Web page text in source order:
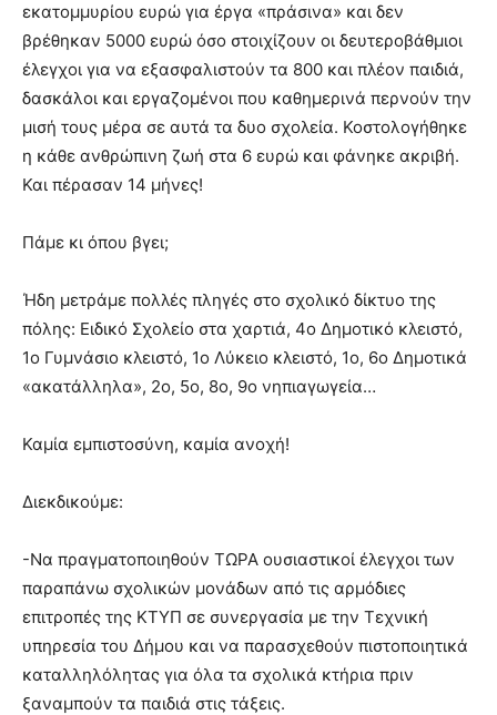
εκατομμυρίου ευρώ για έργα «πράσινα» και δεν
βρέθηκαν 5000 ευρώ όσο στοιχίζουν οι δευτεροβάθμιοι
έλεγχοι για να εξασφαλιστούν τα 800 και πλέον παιδιά,
δασκάλοι και εργαζομένοι που καθημερινά περνούν την
μισή τους μέρα σε αυτά τα δυο σχολεία. Κοστολογήθηκε
η κάθε ανθρώπινη ζωή στα 6 ευρώ και φάνηκε ακριβή.
Και πέρασαν 14 μήνες!
Πάμε κι όπου βγει;
Ήδη μετράμε πολλές πληγές στο σχολικό δίκτυο της
πόλης: Ειδικό Σχολείο στα χαρτιά, 4ο Δημοτικό κλειστό,
1ο Γυμνάσιο κλειστό, 1ο Λύκειο κλειστό, 1ο, 6ο Δημοτικά
«ακατάλληλα», 2ο, 5ο, 8ο, 9ο νηπιαγωγεία…
Καμία εμπιστοσύνη, καμία ανοχή!
Διεκδικούμε:
-Να πραγματοποιηθούν ΤΩΡΑ ουσιαστικοί έλεγχοι των
παραπάνω σχολικών μονάδων από τις αρμόδιες
επιτροπές της ΚΤΥΠ σε συνεργασία με την Τεχνική
υπηρεσία του Δήμου και να παρασχεθούν πιστοποιητικά
καταλληλόλητας για όλα τα σχολικά κτήρια πριν
ξαναμπούν τα παιδιά στις τάξεις.